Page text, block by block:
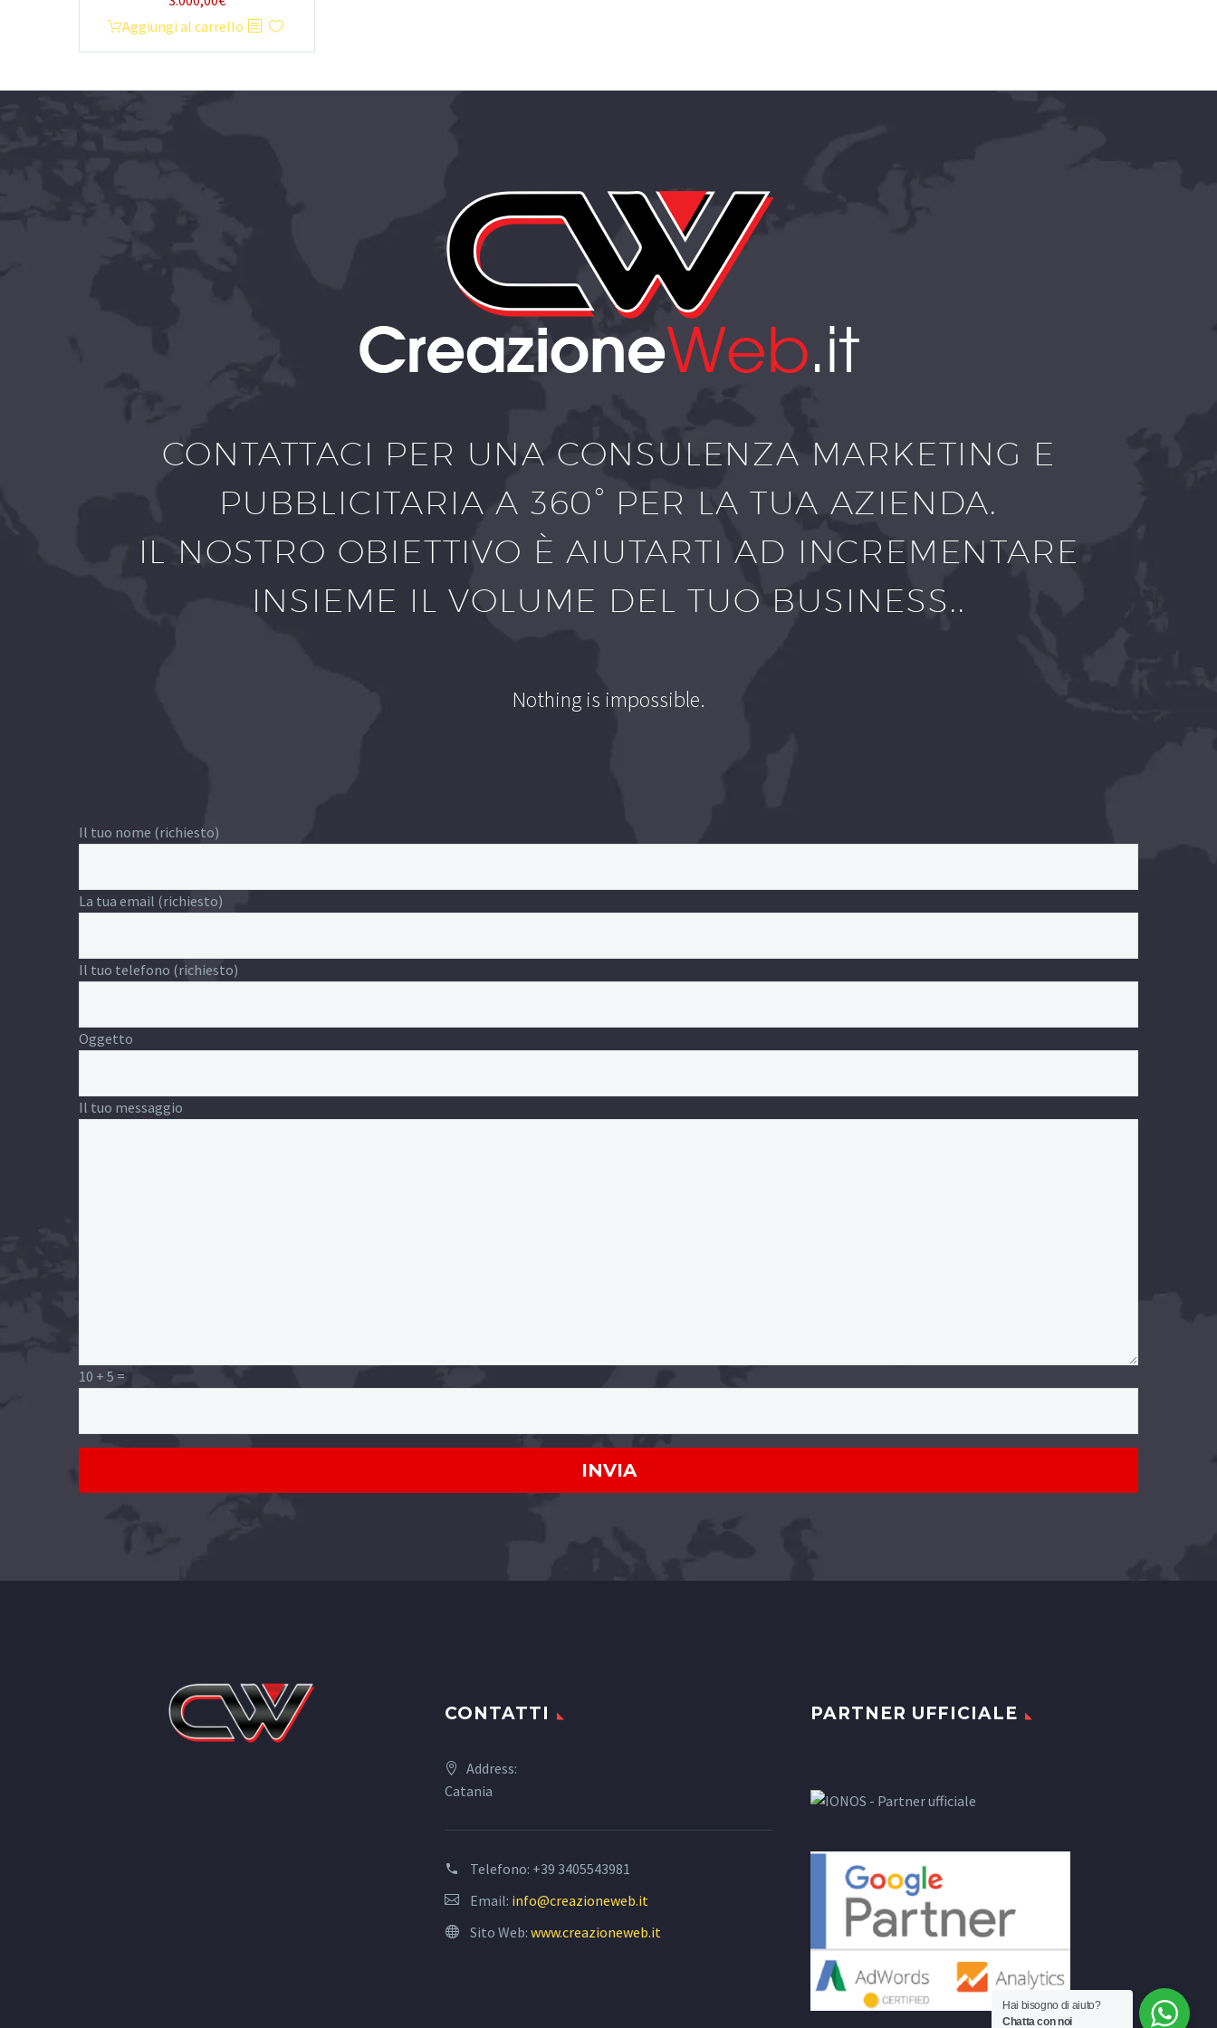
Aggiungi al carrello
CONTATTACI PER UNA CONSULENZA MARKETING E
PUBBLICITARIA A 360° PER LA TUA AZIENDA.
IL NOSTRO OBIETTIVO È AIUTARTI AD INCREMENTARE
INSIEME IL VOLUME DEL TUO BUSINESS..
Nothing is impossible.
Il tuo nome (richiesto)
La tua email (richiesto)
Il tuo telefono (richiesto)
Oggetto
Il tuo messaggio
10 + 5 =
CONTATTI
Address:
Catania
Telefono: +39 3405543981
Email: info@creazioneweb.it
Sito Web: www.creazioneweb.it
PARTNER UFFICIALE
Hai bisogno di aiuto?
Chatta con noi